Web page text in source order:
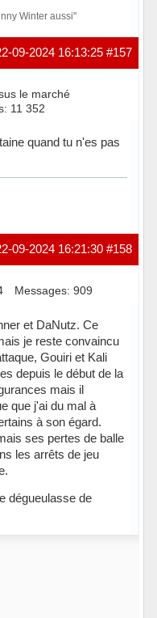
Winter aussi"
#157
09-2024 16:13:25
le marché
11 352
quand tu n'es pas
#158
09-2024 16:21:30
Messages: 909
et DaNutz. Ce
je reste convaincu
Gouiri et Kali
depuis le début de la
mais il
que j'ai du mal à
à son égard.
ses pertes de balle
les arrêts de jeu
dégueulasse de